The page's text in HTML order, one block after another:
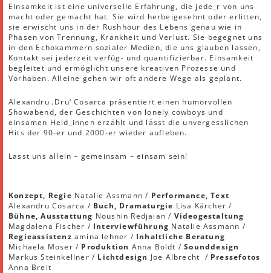
Einsamkeit ist eine universelle Erfahrung, die jede_r von uns
macht oder gemacht hat. Sie wird herbeigesehnt oder erlitten,
sie erwischt uns in der Rushhour des Lebens genau wie in
Phasen von Trennung, Krankheit und Verlust. Sie begegnet uns
in den Echokammern sozialer Medien, die uns glauben lassen,
Kontakt sei jederzeit verfüg- und quantifizierbar. Einsamkeit
begleitet und ermöglicht unsere kreativen Prozesse und
Vorhaben. Alleine gehen wir oft andere Wege als geplant.
Alexandru ‚Dru‘ Cosarca präsentiert einen humorvollen
Showabend, der Geschichten von lonely cowboys und
einsamen Held_innen erzählt und lässt die unvergesslichen
Hits der 90-er und 2000-er wieder aufleben.
Lasst uns allein – gemeinsam – einsam sein!
Konzept, Regie Natalie Assmann / Performance, Text
Alexandru Cosarca / Buch, Dramaturgie Lisa Kärcher /
Bühne, Ausstattung Noushin Redjaian / Videogestaltung
Magdalena Fischer / Interviewführung Natalie Assmann /
Regieassistenz amina lehner / Inhaltliche Beratung
Michaela Moser / Produktion Anna Boldt /Sounddesign
Markus Steinkellner / Lichtdesign Joe Albrecht / Pressefotos
Anna Breit